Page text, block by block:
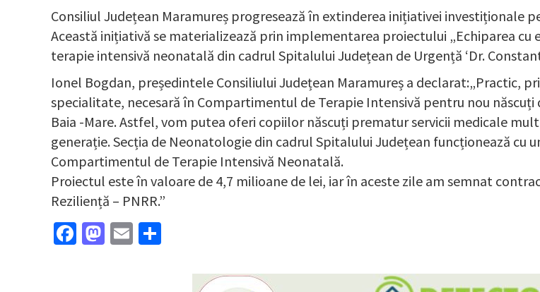
Consiliul Județean Maramureș progresează în extinderea inițiativei investiționale
Această inițiativă se materializează prin implementarea proiectului „Echiparea
terapie intensivă neonatală din cadrul Spitalului Județean de Urgență ‘Dr.
Ionel Bogdan, președintele Consiliului Județean Maramureș a declarat:„Practic,
specialitate, necesară în Compartimentul de Terapie Intensivă pentru nou
Baia -Mare. Astfel, vom putea oferi copiilor născuți prematur servicii medicale
generație. Secția de Neonatologie din cadrul Spitalului Județean funcționează cu
Compartimentul de Terapie Intensivă Neonatală.
Proiectul este în valoare de 4,7 milioane de lei, iar în aceste zile am semnat
Reziliență – PNRR.”
Facebook
Mastodon
Email